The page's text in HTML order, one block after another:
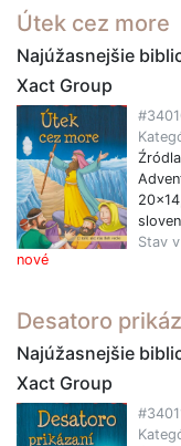
Útek cez more
Najúžasnejšie
Xact Group
nové
Stav
Desatoro
Najúžasnejšie
Xact Group